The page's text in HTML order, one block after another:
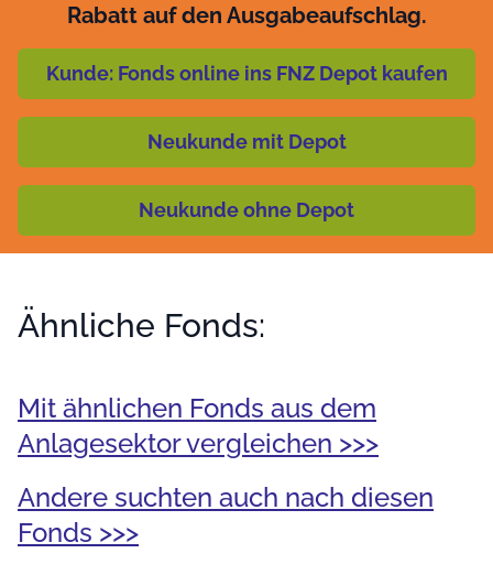
Rabatt auf den Ausgabeaufschlag.
Kunde: Fonds online ins FNZ Depot kaufen
Neukunde mit Depot
Neukunde ohne Depot
Ähnliche Fonds:
Mit ähnlichen Fonds aus dem
Anlagesektor vergleichen >>>
Andere suchten auch nach diesen
Fonds >>>